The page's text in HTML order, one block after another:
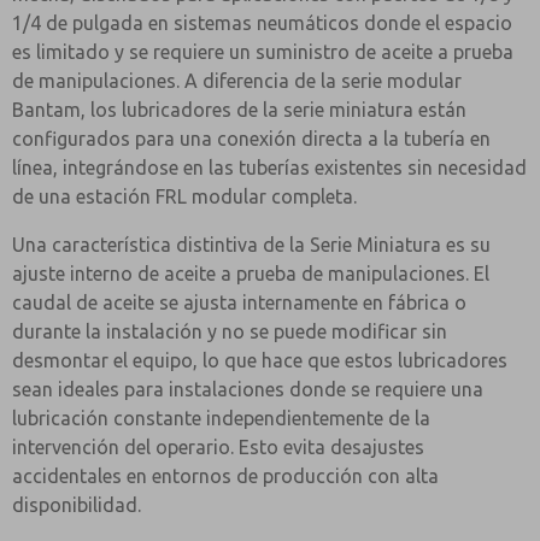
1/4 de pulgada en sistemas neumáticos donde el espacio
es limitado y se requiere un suministro de aceite a prueba
de manipulaciones. A diferencia de la serie modular
Bantam, los lubricadores de la serie miniatura están
configurados para una conexión directa a la tubería en
línea, integrándose en las tuberías existentes sin necesidad
de una estación FRL modular completa.
Una característica distintiva de la Serie Miniatura es su
ajuste interno de aceite a prueba de manipulaciones. El
caudal de aceite se ajusta internamente en fábrica o
durante la instalación y no se puede modificar sin
desmontar el equipo, lo que hace que estos lubricadores
sean ideales para instalaciones donde se requiere una
lubricación constante independientemente de la
intervención del operario. Esto evita desajustes
accidentales en entornos de producción con alta
disponibilidad.